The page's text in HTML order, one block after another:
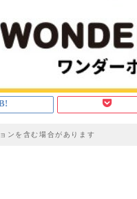
ンを含む場合があります